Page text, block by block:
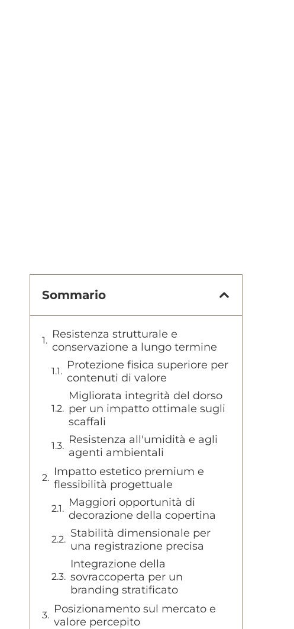
Sommario
Resistenza strutturale e
conservazione a lungo termine
Protezione fisica superiore per
contenuti di valore
Migliorata integrità del dorso
per un impatto ottimale sugli
scaffali
Resistenza all'umidità e agli
agenti ambientali
Impatto estetico premium e
flessibilità progettuale
Maggiori opportunità di
decorazione della copertina
Stabilità dimensionale per
una registrazione precisa
Integrazione della
sovraccoperta per un
branding stratificato
Posizionamento sul mercato e
valore percepito